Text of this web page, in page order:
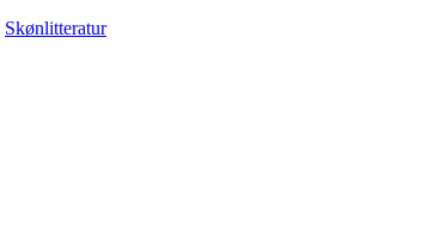
Skønlitteratur